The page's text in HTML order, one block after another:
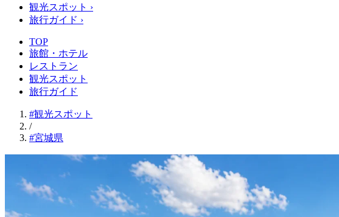
観光スポット ›
旅行ガイド ›
TOP
旅館・ホテル
レストラン
観光スポット
旅行ガイド
#観光スポット
/
#宮城県